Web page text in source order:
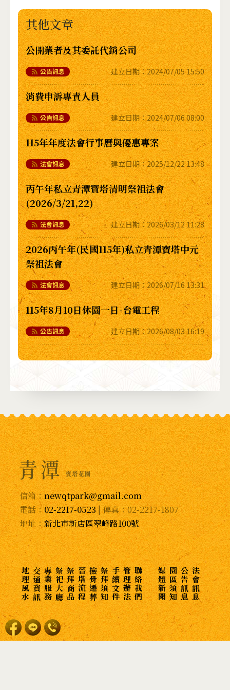
其他文章
公開業者及其委託代銷公司
公告訊息 建立日期：2024/07/05 15:50
消費申訴專責人員
公告訊息 建立日期：2024/07/06 08:00
115年年度法會行事曆與優惠專案
法會訊息 建立日期：2025/12/22 13:48
丙午年私立青潭寶塔清明祭祖法會
(2026/3/21,22)
法會訊息 建立日期：2026/03/12 11:28
2026丙午年(民國115年)私立青潭寶塔中元
祭祖法會
法會訊息 建立日期：2026/07/16 13:31
115年8月10日休園一日-台電工程
公告訊息 建立日期：2026/08/03 16:19
信箱：newqtpark@gmail.com
電話：02-2217-0523| 傳真：02-2217-1807
地址：新北市新店區翠峰路100號
地理風水交通資訊專業服務祭祀大廳祭拜商品晉塔流程撿骨遷葬祭拜須知手續文件管理辦法聯絡我們 媒體新聞園區須知公告訊息法會訊息